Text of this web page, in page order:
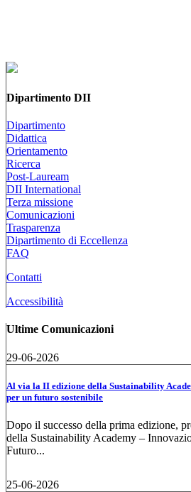
Dipartimento DII
Dipartimento
Didattica
Orientamento
Ricerca
Post-Lauream
DII International
Terza missione
Comunicazioni
Trasparenza
Dipartimento di Eccellenza
FAQ
Contatti
Accessibilità
Ultime Comunicazioni
29-06-2026
Al via la II edizione della Sustainability
per un futuro sostenibile
Dopo il successo della prima edizione,
della Sustainability Academy –
Futuro...
25-06-2026